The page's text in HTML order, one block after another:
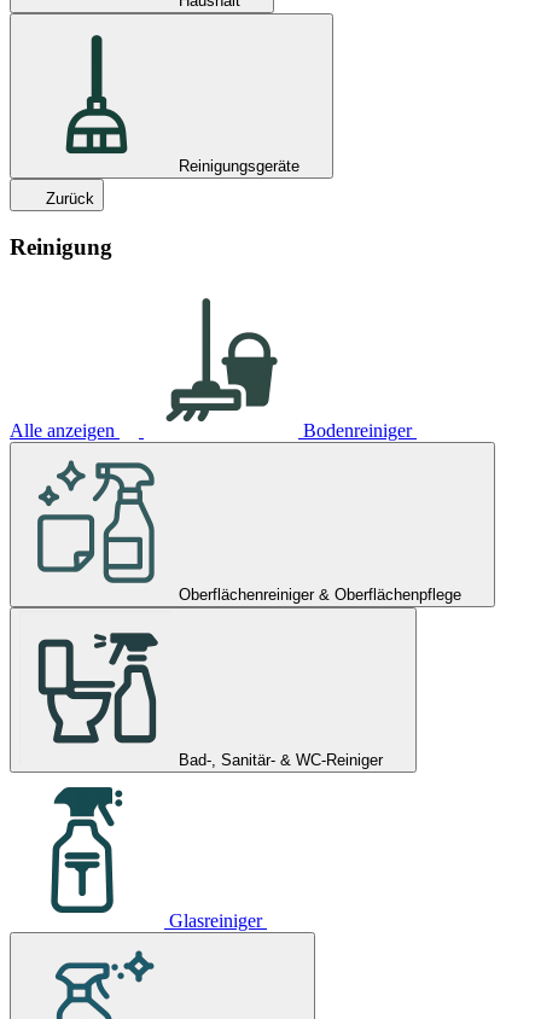
Reinigungsgeräte
Zurück
Reinigung
Alle anzeigen Bodenreiniger
Oberflächenreiniger & Oberflächenpflege
Bad-, Sanitär- & WC-Reiniger
Glasreiniger